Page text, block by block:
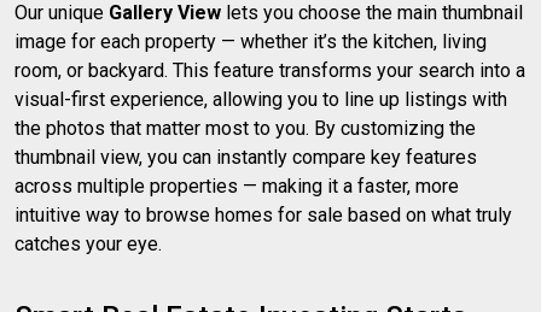
Our unique Gallery View lets you choose the main thumbnail
image for each property — whether it’s the kitchen, living
room, or backyard. This feature transforms your search into a
visual-first experience, allowing you to line up listings with
the photos that matter most to you. By customizing the
thumbnail view, you can instantly compare key features
across multiple properties — making it a faster, more
intuitive way to browse homes for sale based on what truly
catches your eye.